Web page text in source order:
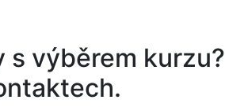
s výběrem kurzu?